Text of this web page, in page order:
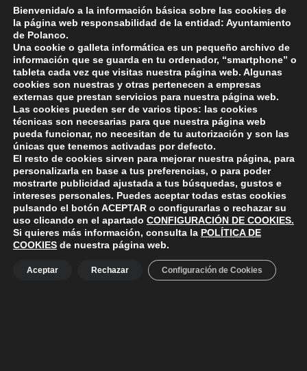
El próximo 2 de junio a las 18:30 horas se
inaugurará en la Casa de Cultura Anthony Clarke (Bº
La Iglesia K-2), la exposición de los trabajos
realizados en los talleres municipales de Costura y
Cuero. La exposición se podrá…
ayuntamiento de polanco
AYUNTAMIENTO DE POLANCO
Ayuntamiento de Polanco. La iglesia R-29 39313 Polanco
Cantabria.
+34 942 82 42 00
+34 942 82 49 75
info@aytopolanco.org
Compromiso con la Protección de Datos Personales-Política de
Cookies
Política de Privacidad Declaracion de Accesibilidad
Bienvenida/o a la información básica sobre las cookies de
la página web responsabilidad de la entidad: Ayuntamiento
de Polanco.
Una cookie o galleta informática es un pequeño archivo de
información que se guarda en tu ordenador, “smartphone” o
tableta cada vez que visitas nuestra página web. Algunas
cookies son nuestras y otras pertenecen a empresas
externas que prestan servicios para nuestra página web.
Las cookies pueden ser de varios tipos: las cookies
técnicas son necesarias para que nuestra página web
pueda funcionar, no necesitan de tu autorización y son las
únicas que tenemos activadas por defecto.
El resto de cookies sirven para mejorar nuestra página, para
personalizarla en base a tus preferencias, o para poder
mostrarte publicidad ajustada a tus búsquedas, gustos e
intereses personales. Puedes aceptar todas estas cookies
pulsando el botón ACEPTAR o configurarlas o rechazar su
uso clicando en el apartado CONFIGURACIÓN DE COOKIES.
Si quieres más información, consulta la POLÍTICA DE
COOKIES de nuestra página web.
Aceptar Rechazar Configuración de Cookies